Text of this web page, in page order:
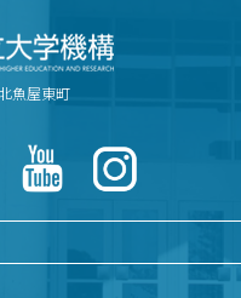
ー
ー(C-CHILD)
魚屋東町